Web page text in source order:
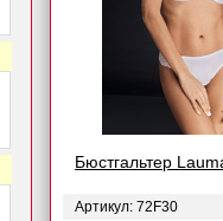
Бюстгальтер
Артикул: 72F30